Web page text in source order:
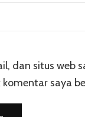
dan situs web
saya